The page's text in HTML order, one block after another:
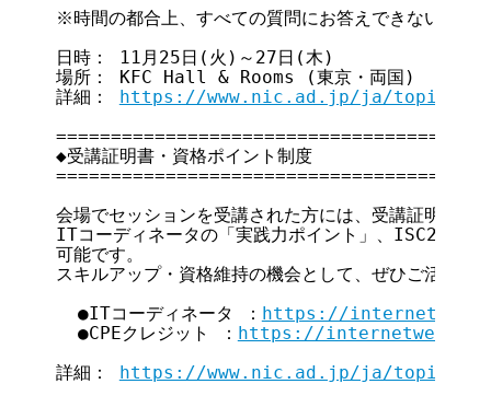
※時間の都合上、すべての質問にお答えできない場合
日時： 11月25日(火)～27日(木)
場所： KFC Hall & Rooms (東京・両国)
詳細： https://www.nic.ad.jp/ja/topics/
◆受講証明書・資格ポイント制度
会場でセッションを受講された方には、受講証明書を
ITコーディネータの「実践力ポイント」、ISC2資格
可能です。
スキルアップ・資格維持の機会として、ぜひご活用く
  ●ITコーディネータ ：
https://
  ●CPEクレジット ：
https://
詳細： https://www.nic.ad.jp/ja/topics/